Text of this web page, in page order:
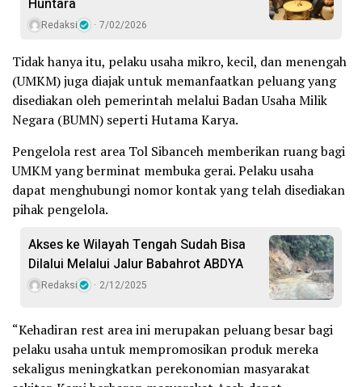
Redaksi 7/02/2026
Tidak hanya itu, pelaku usaha mikro, kecil, dan menengah
(UMKM) juga diajak untuk memanfaatkan peluang yang
disediakan oleh pemerintah melalui Badan Usaha Milik
Negara (BUMN) seperti Hutama Karya.
Pengelola rest area Tol Sibanceh memberikan ruang bagi
UMKM yang berminat membuka gerai. Pelaku usaha
dapat menghubungi nomor kontak yang telah disediakan
pihak pengelola.
Akses ke Wilayah Tengah Sudah Bisa
Dilalui Melalui Jalur Babahrot ABDYA
Redaksi 2/12/2025
“Kehadiran rest area ini merupakan peluang besar bagi
pelaku usaha untuk mempromosikan produk mereka
sekaligus meningkatkan perekonomian masyarakat